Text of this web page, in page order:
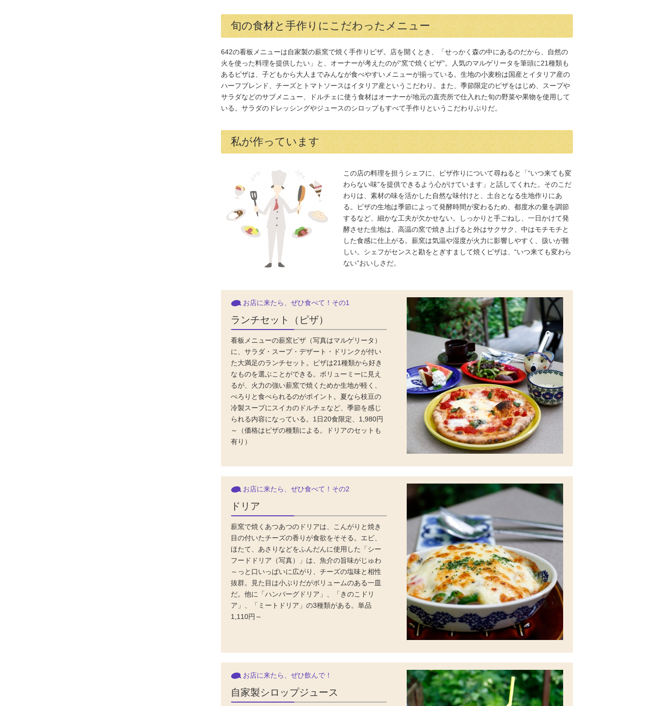
旬の食材と手作りにこだわったメニュー
642の看板メニューは自家製の薪窯で焼く手作りピザ。店を開くとき、「せっかく森の中にあるのだから、自然の
火を使った料理を提供したい」と、オーナーが考えたのが“窯で焼くピザ”。人気のマルゲリータを筆頭に21種類も
あるピザは、子どもから大人までみんなが食べやすいメニューが揃っている。生地の小麦粉は国産とイタリア産の
ハーフブレンド、チーズとトマトソースはイタリア産というこだわり。また、季節限定のピザをはじめ、スープや
サラダなどのサブメニュー、ドルチェに使う食材はオーナーが地元の直売所で仕入れた旬の野菜や果物を使用して
いる。サラダのドレッシングやジュースのシロップもすべて手作りというこだわりぶりだ。
私が作っています
この店の料理を担うシェフに、ピザ作りについて尋ねると「“いつ来ても変
わらない味”を提供できるよう心がけています」と話してくれた。そのこだ
わりは、素材の味を活かした自然な味付けと、土台となる生地作りにあ
る。ピザの生地は季節によって発酵時間が変わるため、都度水の量を調節
するなど、細かな工夫が欠かせない。しっかりと手ごねし、一日かけて発
酵させた生地は、高温の窯で焼き上げると外はサクサク、中はモチモチと
した食感に仕上がる。薪窯は気温や湿度が火力に影響しやすく、扱いが難
しい。シェフがセンスと勘をとぎすまして焼くピザは、“いつ来ても変わら
ない”おいしさだ。
お店に来たら、ぜひ食べて！その1
ランチセット（ピザ）
看板メニューの薪窯ピザ（写真はマルゲリータ）
に、サラダ・スープ・デザート・ドリンクが付い
た大満足のランチセット。ピザは21種類から好き
なものを選ぶことができる。ボリューミーに見え
るが、火力の強い薪窯で焼くためか生地が軽く、
ぺろりと食べられるのがポイント。夏なら枝豆の
冷製スープにスイカのドルチェなど、季節を感じ
られる内容になっている。1日20食限定、1,980円
～（価格はピザの種類による。ドリアのセットも
有り）
お店に来たら、ぜひ食べて！その2
ドリア
薪窯で焼くあつあつのドリアは、こんがりと焼き
目の付いたチーズの香りが食欲をそそる。エビ、
ほたて、あさりなどをふんだんに使用した「シー
フードドリア（写真）」は、魚介の旨味がじゅわ
～っと口いっぱいに広がり、チーズの塩味と相性
抜群。見た目は小ぶりだがボリュームのある一皿
だ。他に「ハンバーグドリア」、「きのこドリ
ア」、「ミートドリア」の3種類がある。単品
1,110円～
お店に来たら、ぜひ飲んで！
自家製シロップジュース